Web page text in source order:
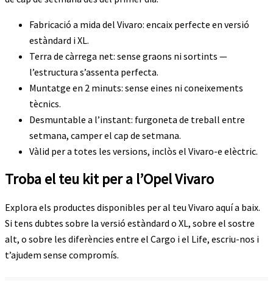
Fabricació a mida del Vivaro: encaix perfecte en versió
estàndard i XL.
Terra de càrrega net: sense graons ni sortints —
l’estructura s’assenta perfecta.
Muntatge en 2 minuts: sense eines ni coneixements
tècnics.
Desmuntable a l’instant: furgoneta de treball entre
setmana, camper el cap de setmana.
Vàlid per a totes les versions, inclòs el Vivaro-e elèctric.
Troba el teu kit per a l’Opel Vivaro
Explora els productes disponibles per al teu Vivaro aquí a baix.
Si tens dubtes sobre la versió estàndard o XL, sobre el sostre
alt, o sobre les diferències entre el Cargo i el Life, escriu-nos i
t’ajudem sense compromís.